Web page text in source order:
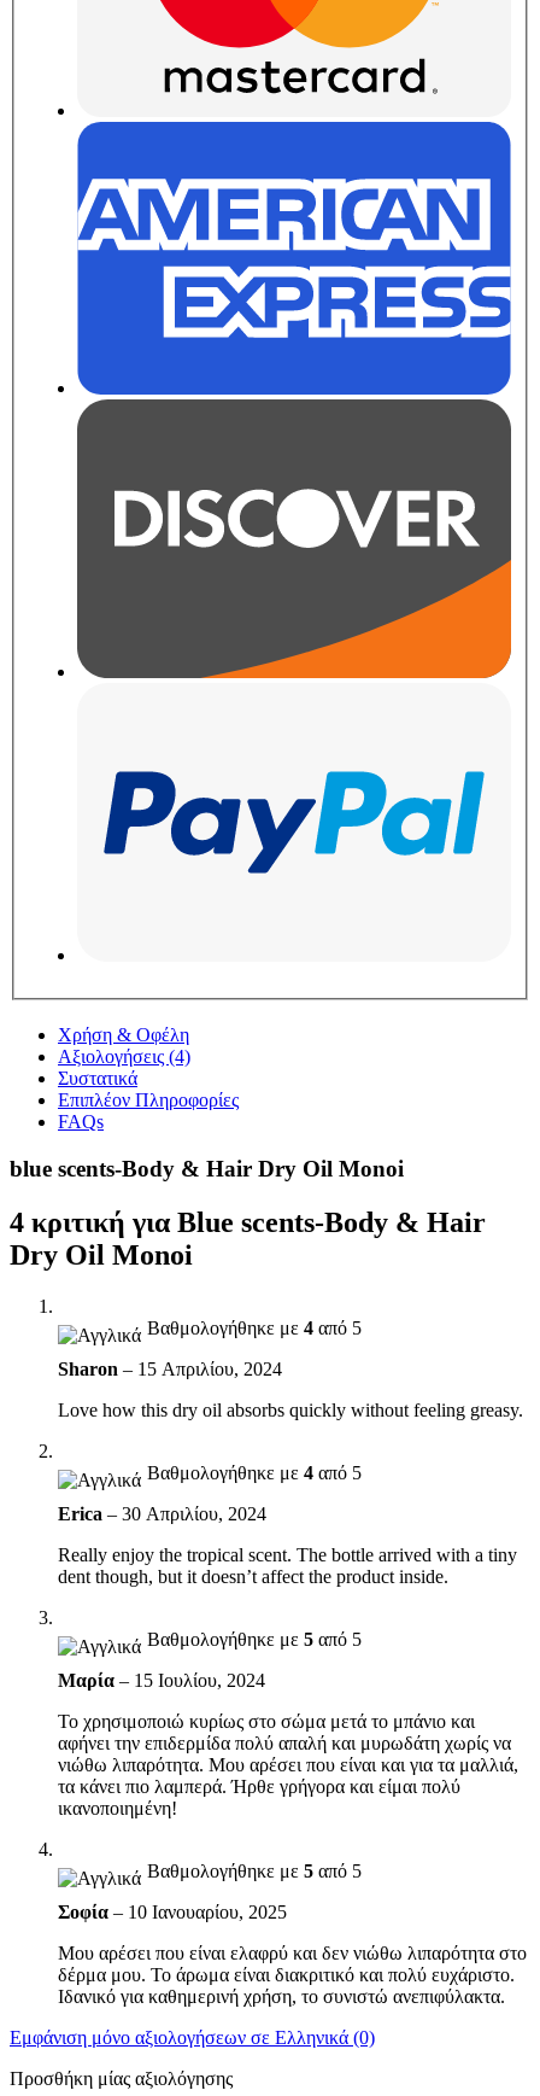
Χρήση & Οφέλη
Αξιολογήσεις (4)
Συστατικά
Επιπλέον Πληροφορίες
FAQs
blue scents-Body & Hair Dry Oil Monoi
4 κριτική γιαBlue scents-Body & Hair
Dry Oil Monoi
Βαθμολογήθηκε με 4 από 5
Sharon – 15 Απριλίου, 2024
Love how this dry oil absorbs quickly without feeling greasy.
Βαθμολογήθηκε με 4 από 5
Erica – 30 Απριλίου, 2024
Really enjoy the tropical scent. The bottle arrived with a tiny
dent though, but it doesn’t affect the product inside.
Βαθμολογήθηκε με 5 από 5
Μαρία – 15 Ιουλίου, 2024
Το χρησιμοποιώ κυρίως στο σώμα μετά το μπάνιο και
αφήνει την επιδερμίδα πολύ απαλή και μυρωδάτη χωρίς να
νιώθω λιπαρότητα. Μου αρέσει που είναι και για τα μαλλιά,
τα κάνει πιο λαμπερά. Ήρθε γρήγορα και είμαι πολύ
ικανοποιημένη!
Βαθμολογήθηκε με 5 από 5
Σοφία – 10 Ιανουαρίου, 2025
Μου αρέσει που είναι ελαφρύ και δεν νιώθω λιπαρότητα στο
δέρμα μου. Το άρωμα είναι διακριτικό και πολύ ευχάριστο.
Ιδανικό για καθημερινή χρήση, το συνιστώ ανεπιφύλακτα.
Εμφάνιση μόνο αξιολογήσεων σε Ελληνικά (0)
Προσθήκη μίας αξιολόγησης